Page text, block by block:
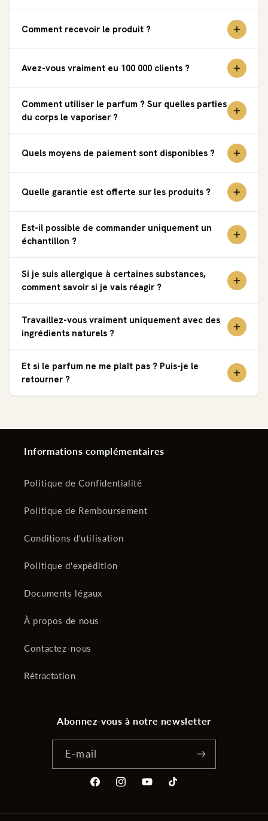
Comment recevoir le produit ?
Avez-vous vraiment eu 100 000 clients ?
Comment utiliser le parfum ? Sur quelles parties
du corps le vaporiser ?
Quels moyens de paiement sont disponibles ?
Quelle garantie est offerte sur les produits ?
Est-il possible de commander uniquement un
échantillon ?
Si je suis allergique à certaines substances,
comment savoir si je vais réagir ?
Travaillez-vous vraiment uniquement avec des
ingrédients naturels ?
Et si le parfum ne me plaît pas ? Puis-je le
retourner ?
Informations complémentaires
Politique de Confidentialité
Politique de Remboursement
Conditions d'utilisation
Politique d'expédition
Documents légaux
À propos de nous
Contactez-nous
Rétractation
Abonnez-vous à notre newsletter
E-mail
FacebookInstagramYouTubeTikTok